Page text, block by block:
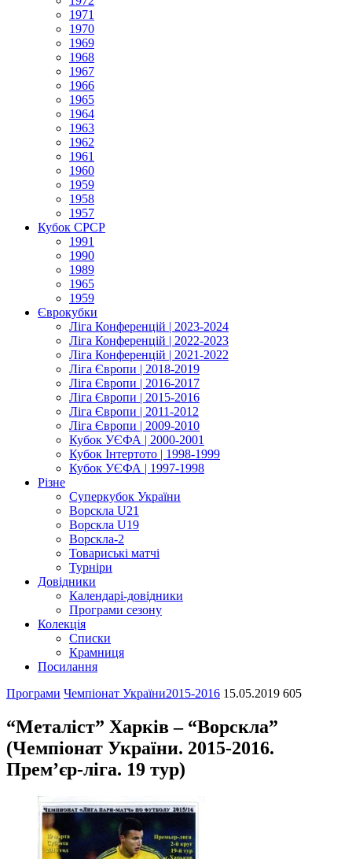
1971
1970
1969
1968
1967
1966
1965
1964
1963
1962
1961
1960
1959
1958
1957
Кубок СРСР
1991
1990
1989
1965
1959
Єврокубки
Ліга Конференцій | 2023-2024
Ліга Конференцій | 2022-2023
Ліга Конференцій | 2021-2022
Ліга Європи | 2018-2019
Ліга Європи | 2016-2017
Ліга Європи | 2015-2016
Ліга Європи | 2011-2012
Ліга Європи | 2009-2010
Кубок УЄФА | 2000-2001
Кубок Інтертото | 1998-1999
Кубок УЄФА | 1997-1998
Різне
Суперкубок України
Ворскла U21
Ворскла U19
Ворскла-2
Товариські матчі
Турніри
Довідники
Календарі-довідники
Програми сезону
Колекція
Списки
Крамниця
Посилання
Програми Чемпіонат України2015-2016 15.05.2019 605
“Металіст” Харків – “Ворскла”
(Чемпіонат України. 2015-2016.
Прем’єр-ліга. 19 тур)